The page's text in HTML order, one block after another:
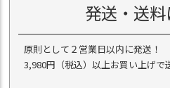
発送・送
原則として２営業日以内に発送！
3,980円（税込）以上お買い上げで